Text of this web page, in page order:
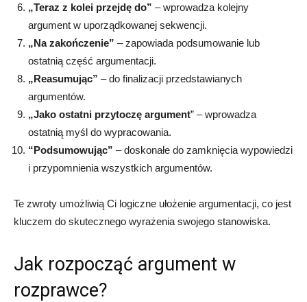
„Teraz z kolei przejdę do” – wprowadza kolejny
argument w uporządkowanej sekwencji.
„Na zakończenie” – zapowiada podsumowanie lub
ostatnią część argumentacji.
„Reasumując” – do finalizacji przedstawianych
argumentów.
„Jako ostatni przytoczę argument” – wprowadza
ostatnią myśl do wypracowania.
“Podsumowując” – doskonałe do zamknięcia wypowiedzi
i przypomnienia wszystkich argumentów.
Te zwroty umożliwią Ci logiczne ułożenie argumentacji, co jest
kluczem do skutecznego wyrażenia swojego stanowiska.
Jak rozpocząć argument w
rozprawce?